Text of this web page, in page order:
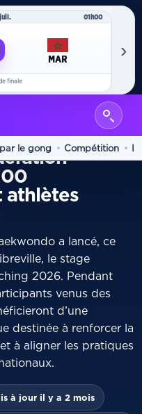
01h00
MAR
finale
›
le gong Compétition
athlètes
a lancé, ce
le stage
2026. Pendant
venus des
d’une
destinée à renforcer la
à aligner les pratiques
à jour il y a 2 mois